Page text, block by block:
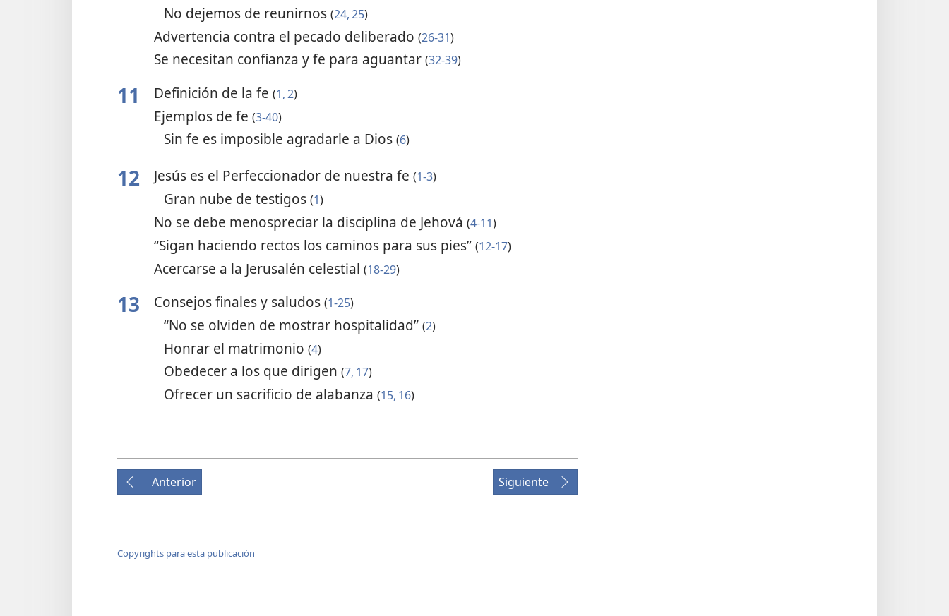
No dejemos de reunirnos(24, 25)
Advertencia contra el pecado deliberado (26-31)
Se necesitan confianza y fe para aguantar (32-39)
11 Definición de la fe (1, 2)
Ejemplos de fe (3-40)
Sin fe es imposible agradarle a Dios(6)
12 Jesús es el Perfeccionador de nuestra fe (1-3)
Gran nube de testigos(1)
No se debe menospreciar la disciplina de Jehová (4-11)
“Sigan haciendo rectos los caminos para sus pies” (12-17)
Acercarse a la Jerusalén celestial (18-29)
13 Consejos finales y saludos (1-25)
“No se olviden de mostrar hospitalidad”(2)
Honrar el matrimonio(4)
Obedecer a los que dirigen(7, 17)
Ofrecer un sacrificio de alabanza(15, 16)
Anterior Siguiente
Copyrights para esta publicación